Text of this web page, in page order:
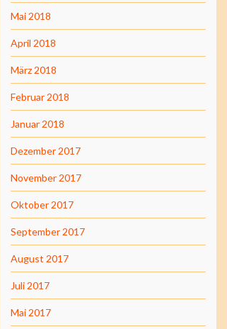
Mai 2018
April 2018
März 2018
Februar 2018
Januar 2018
Dezember 2017
November 2017
Oktober 2017
September 2017
August 2017
Juli 2017
Mai 2017